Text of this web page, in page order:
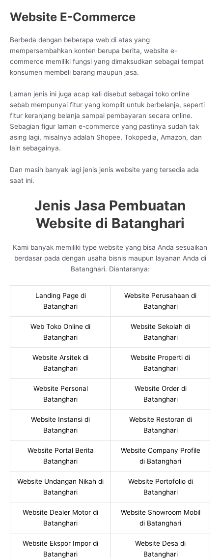
Website E-Commerce
Berbeda dengan beberapa web di atas yang
mempersembahkan konten berupa berita, website e-
commerce memiliki fungsi yang dimaksudkan sebagai tempat
konsumen membeli barang maupun jasa.
Laman jenis ini juga acap kali disebut sebagai toko online
sebab mempunyai fitur yang komplit untuk berbelanja, seperti
fitur keranjang belanja sampai pembayaran secara online.
Sebagian figur laman e-commerce yang pastinya sudah tak
asing lagi, misalnya adalah Shopee, Tokopedia, Amazon, dan
lain sebagainya.
Dan masih banyak lagi jenis jenis website yang tersedia ada
saat ini.
Jenis Jasa Pembuatan
Website di Batanghari
Kami banyak memiliki type website yang bisa Anda sesuaikan
berdasar pada dengan usaha bisnis maupun layanan Anda di
Batanghari. Diantaranya:
Landing Page di
Batanghari
Website Perusahaan di
Batanghari
Web Toko Online di
Batanghari
Website Sekolah di
Batanghari
Website Arsitek di
Batanghari
Website Properti di
Batanghari
Website Personal
Batanghari
Website Order di
Batanghari
Website Instansi di
Batanghari
Website Restoran di
Batanghari
Website Portal Berita
Batanghari
Website Company Profile
di Batanghari
Website Undangan Nikah di
Batanghari
Website Portofolio di
Batanghari
Website Dealer Motor di
Batanghari
Website Showroom Mobil
di Batanghari
Website Ekspor Impor di
Batanghari
Website Desa di
Batanghari